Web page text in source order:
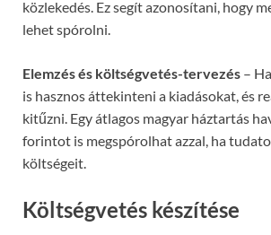
közlekedés. Ez segít azonosítani, hogy
lehet spórolni.
Elemzés és költségvetés-tervezés –
is hasznos áttekinteni a kiadásokat, és
kitűzni. Egy átlagos magyar háztartás
forintot is megspórolhat azzal, ha
költségeit.
Költségvetés készítése